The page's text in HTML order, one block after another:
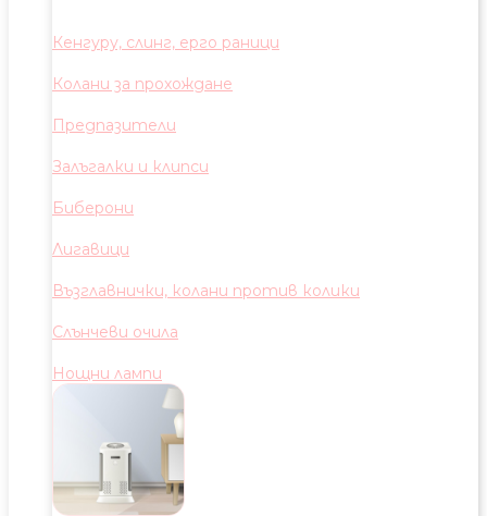
Кенгуру, слинг, ерго раници
Колани за прохождане
Предпазители
Залъгалки и клипси
Биберони
Лигавици
Възглавнички, колани против колики
Слънчеви очила
Нощни лампи